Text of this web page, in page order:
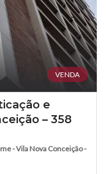
VENDA
e
– 358
- Vila Nova Conceição -